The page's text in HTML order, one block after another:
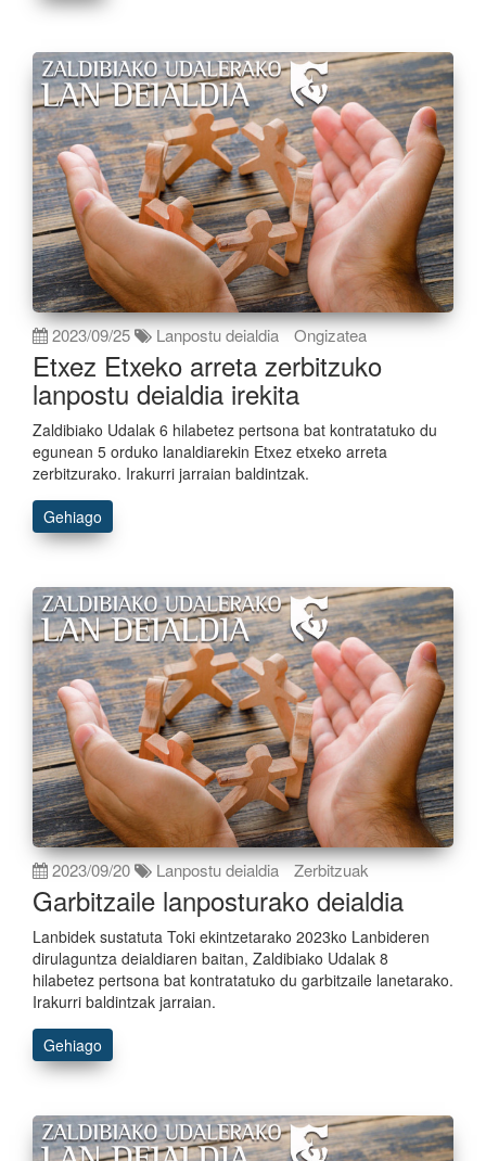
2023/09/25 Lanpostu deialdia Ongizatea
Etxez Etxeko arreta zerbitzuko
lanpostu deialdia irekita
Zaldibiako Udalak 6 hilabetez pertsona bat kontratatuko du
egunean 5 orduko lanaldiarekin Etxez etxeko arreta
zerbitzurako. Irakurri jarraian baldintzak.
Gehiago
2023/09/20 Lanpostu deialdia Zerbitzuak
Garbitzaile lanposturako deialdia
Lanbidek sustatuta Toki ekintzetarako 2023ko Lanbideren
dirulaguntza deialdiaren baitan, Zaldibiako Udalak 8
hilabetez pertsona bat kontratatuko du garbitzaile lanetarako.
Irakurri baldintzak jarraian.
Gehiago